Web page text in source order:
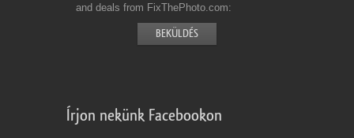
and deals from FixThePhoto.com
Írjon nekünk Facebookon